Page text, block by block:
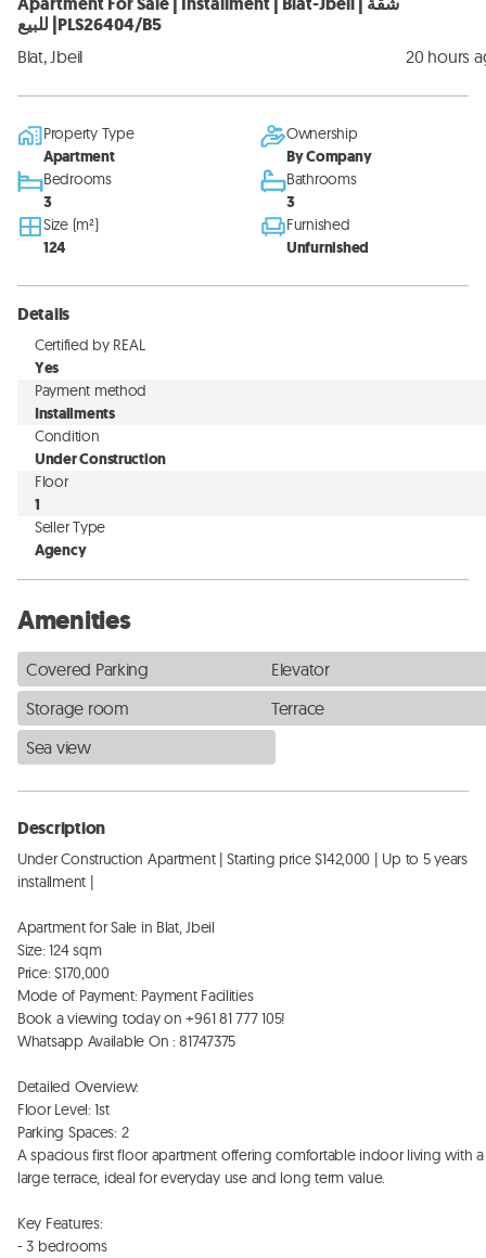
للبيع |PLS26404/B5
Blat, Jbeil 20 hours
Property Type
Apartment
Ownership
By Company
Bedrooms
3
Bathrooms
3
Size (m²)
124
Furnished
Unfurnished
Details
Certified by REAL
Yes
Payment method
Installments
Condition
Under Construction
Floor
1
Seller Type
Agency
Amenities
Covered Parking
Elevator
Storage room
Terrace
Sea view
Description
Under Construction Apartment | Starting price $142,000 | Up to 5 years
installment |
Apartment for Sale in Blat, Jbeil
Size: 124 sqm
Price: $170,000
Mode of Payment: Payment Facilities
Book a viewing today on +961 81 777 105!
Whatsapp Available On : 81747375
Detailed Overview:
Floor Level: 1st
Parking Spaces: 2
A spacious first floor apartment offering comfortable indoor living with a
large terrace, ideal for everyday use and long term value.
Key Features:
- 3 bedrooms